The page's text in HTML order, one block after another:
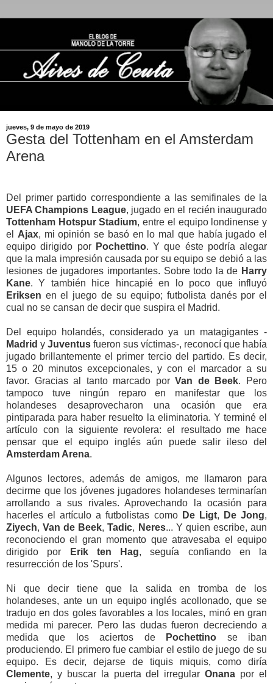
jueves, 9 de mayo de 2019
Gesta del Tottenham en el Amsterdam
Arena
Del primer partido correspondiente a las semifinales de la
UEFA Champions League, jugado en el recién inaugurado
Tottenham Hotspur Stadium, entre el equipo londinense y
el Ajax, mi opinión se basó en lo mal que había jugado el
equipo dirigido por Pochettino. Y que éste podría alegar
que la mala impresión causada por su equipo se debió a las
lesiones de jugadores importantes. Sobre todo la de Harry
Kane. Y también hice hincapié en lo poco que influyó
Eriksen en el juego de su equipo; futbolista danés por el
cual no se cansan de decir que suspira el Madrid.
Del equipo holandés, considerado ya un matagigantes -
Madrid y Juventus fueron sus víctimas-, reconocí que había
jugado brillantemente el primer tercio del partido. Es decir,
15 o 20 minutos excepcionales, y con el marcador a su
favor. Gracias al tanto marcado porVan de Beek. Pero
tampoco tuve ningún reparo en manifestar que los
holandeses desaprovecharon una ocasión que era
pintiparada para haber resuelto la eliminatoria. Y terminé el
artículo con la siguiente revolera: el resultado me hace
pensar que el equipo inglés aún puede salir ileso del
Amsterdam Arena.
Algunos lectores, además de amigos, me llamaron para
decirme que los jóvenes jugadores holandeses terminarían
arrollando a sus rivales. Aprovechando la ocasión para
hacerles el artículo a futbolistas como De Ligt, De Jong,
Ziyech,Van de Beek,Tadic, Neres... Y quien escribe, aun
reconociendo el gran momento que atravesaba el equipo
dirigido por
Erik ten Hag, seguía confiando en la
resurrección de los 'Spurs'.
Ni que decir tiene que la salida en tromba de los
holandeses, ante un un equipo inglés acollonado, que se
tradujo en dos goles favorables a los locales, minó en gran
medida mi parecer. Pero las dudas fueron decreciendo a
medida que los aciertos de
Pochettino se iban
produciendo. El primero fue cambiar el estilo de juego de su
equipo. Es decir, dejarse de tiquis miquis, como diría
Clemente, y buscar la puerta del irregularOnana por el